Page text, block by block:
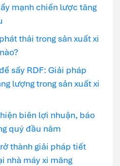
mạnh chiến lược tăng
thải trong sản xuất xi
sấy RDF: Giải pháp
lượng trong sản xuất xi
biên lợi nhuận, báo
quý đầu năm
thành giải pháp tiết
nhà máy xi măng